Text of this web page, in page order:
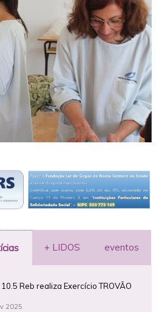
+ LIDOS eventos
10.5 Reb realiza Exercício TROVÃO
2025